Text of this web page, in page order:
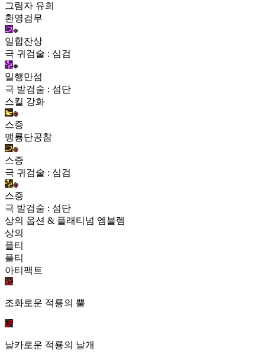
그림자 유희
환영검무
일합잔상
극 귀검술 : 심검
일행만섬
극 발검술 : 섬단
스킬 강화
스증
맹룡단공참
스증
극 귀검술 : 심검
스증
극 발검술 : 섬단
상의 옵션 & 플래티넘 엠블렘
상의
플티
플티
아티팩트
조화로운 적룡의 뿔
날카로운 적룡의 날개